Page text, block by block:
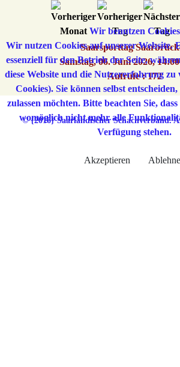
Saarsporttag
Samstag, 06. Juni 2026,
Aufrufe: 172
© {2016} Saarländischer Schachverband.
Wir benutzen Cookies
Wir nutzen Cookies auf unserer Website.
essenziell für den Betrieb der Seite,
diese Website und die Nutzererfahrung zu
Cookies). Sie können selbst
zulassen möchten. Bitte beachten Sie,
womöglich nicht mehr alle
Verfügung stehen.
Akzeptieren